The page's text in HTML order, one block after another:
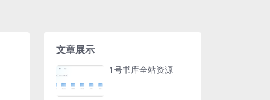
文章展示
1号书库全站资源